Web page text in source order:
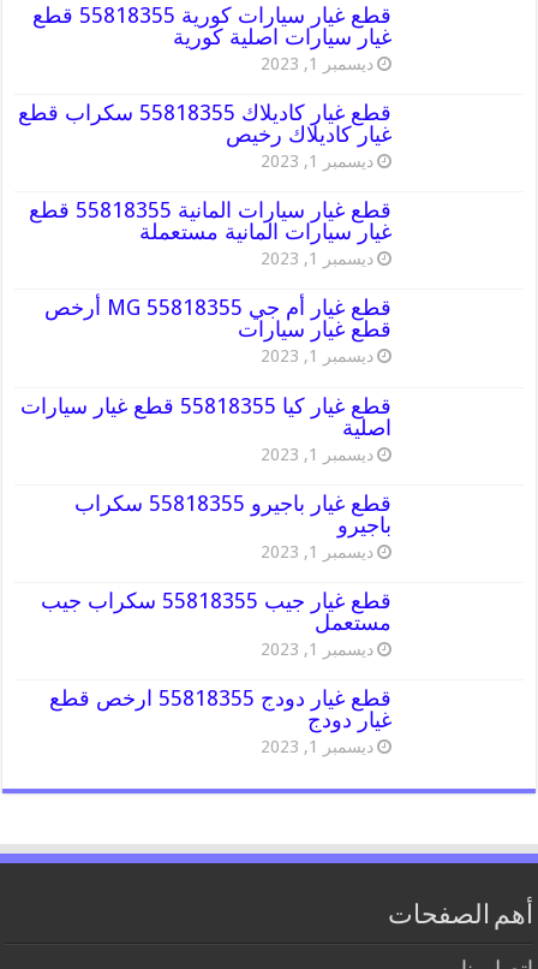
قطع غيار سيارات كورية 55818355 قطع
غيار سيارات اصلية كورية
ديسمبر 1, 2023
قطع غيار كاديلاك 55818355 سكراب قطع
غيار كاديلاك رخيص
ديسمبر 1, 2023
قطع غيار سيارات المانية 55818355 قطع
غيار سيارات المانية مستعملة
ديسمبر 1, 2023
قطع غيار أم جي MG 55818355 أرخص
قطع غيار سيارات
ديسمبر 1, 2023
قطع غيار كيا 55818355 قطع غيار سيارات
اصلية
ديسمبر 1, 2023
قطع غيار باجيرو 55818355 سكراب
باجيرو
ديسمبر 1, 2023
قطع غيار جيب 55818355 سكراب جيب
مستعمل
ديسمبر 1, 2023
قطع غيار دودج 55818355 ارخص قطع
غيار دودج
ديسمبر 1, 2023
أهم الصفحات